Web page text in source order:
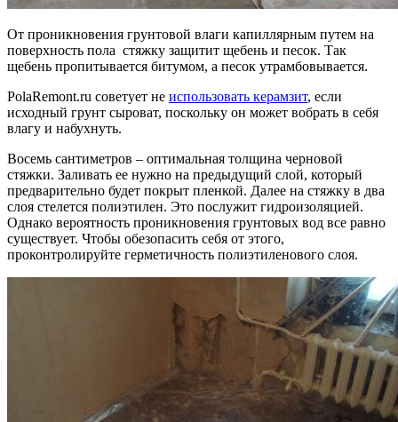
От проникновения грунтовой влаги капиллярным путем на
поверхность пола стяжку защитит щебень и песок. Так
щебень пропитывается битумом, а песок утрамбовывается.
PolaRemont.ru советует не использовать керамзит, если
исходный грунт сыроват, поскольку он может вобрать в себя
влагу и набухнуть.
Восемь сантиметров – оптимальная толщина черновой
стяжки. Заливать ее нужно на предыдущий слой, который
предварительно будет покрыт пленкой. Далее на стяжку в два
слоя стелется полиэтилен. Это послужит гидроизоляцией.
Однако вероятность проникновения грунтовых вод все равно
существует. Чтобы обезопасить себя от этого,
проконтролируйте герметичность полиэтиленового слоя.